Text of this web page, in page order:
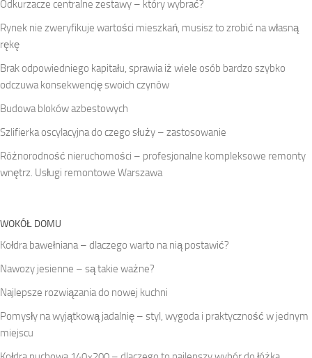
Odkurzacze centralne zestawy – który wybrać?
Rynek nie zweryfikuje wartości mieszkań, musisz to zrobić na własną
rękę
Brak odpowiedniego kapitału, sprawia iż wiele osób bardzo szybko
odczuwa konsekwencję swoich czynów
Budowa bloków azbestowych
Szlifierka oscylacyjna do czego służy – zastosowanie
Różnorodność nieruchomości – profesjonalne kompleksowe remonty
wnętrz. Usługi remontowe Warszawa
WOKÓŁ DOMU
Kołdra bawełniana – dlaczego warto na nią postawić?
Nawozy jesienne – są takie ważne?
Najlepsze rozwiązania do nowej kuchni
Pomysły na wyjątkową jadalnię – styl, wygoda i praktyczność w jednym
miejscu